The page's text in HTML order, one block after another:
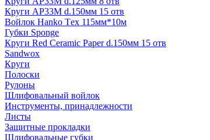
Круги AP33M d.150мм 15 отв
Войлок Hanko Tех 115мм*10м
Губки Sponge
Круги Red Ceramic Paper d.150мм 15 отв
Sandwox
Круги
Полоски
Рулоны
Шлифовальный войлок
Инструменты, принадлежности
Листы
Защитные прокладки
Шлифовальные губки